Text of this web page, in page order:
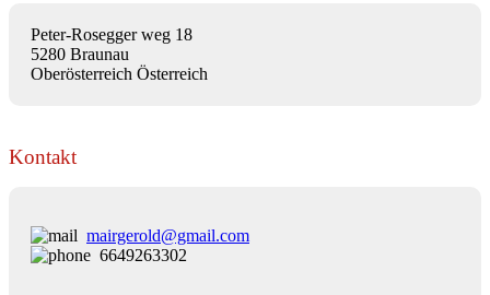
Peter-Rosegger weg 18
5280 Braunau
Oberösterreich Österreich
Kontakt
mairgerold@gmail.com
6649263302